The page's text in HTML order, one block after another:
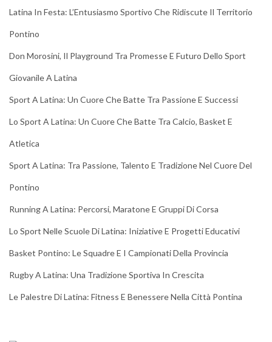
Latina In Festa: L’Entusiasmo Sportivo Che Ridiscute Il Territorio
Pontino
Don Morosini, Il Playground Tra Promesse E Futuro Dello Sport
Giovanile A Latina
Sport A Latina: Un Cuore Che Batte Tra Passione E Successi
Lo Sport A Latina: Un Cuore Che Batte Tra Calcio, Basket E
Atletica
Sport A Latina: Tra Passione, Talento E Tradizione Nel Cuore Del
Pontino
Running A Latina: Percorsi, Maratone E Gruppi Di Corsa
Lo Sport Nelle Scuole Di Latina: Iniziative E Progetti Educativi
Basket Pontino: Le Squadre E I Campionati Della Provincia
Rugby A Latina: Una Tradizione Sportiva In Crescita
Le Palestre Di Latina: Fitness E Benessere Nella Città Pontina